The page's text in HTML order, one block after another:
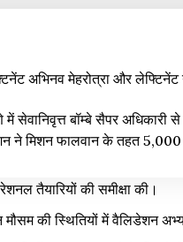
अभिनव मेहरोत्रा और
सेवानिवृत्त बॉम्बे सैपर अधिकारी
ने मिशन फालवान के तहत
तैयारियों की समीक्षा की।
की स्थितियों में वैलिडेशन